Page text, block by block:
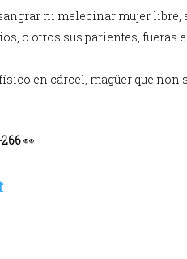
ni melecinar mujer libre,
o otros sus parientes, fueras
en cárcel, magüer que
👀